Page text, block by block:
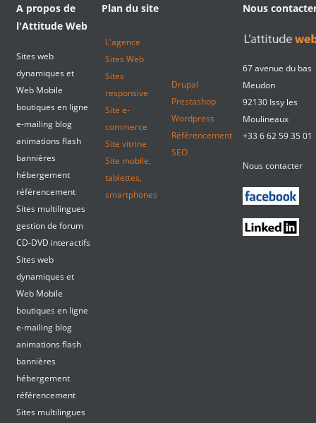
A propos de
l'Attitude Web
Sites web
dynamiques et
Web Mobile
boutiques en ligne
e-mailing blog
animations flash
bannières
hébergement
référencement
Sites multilingues
gestion de forum
CD-DVD interactifs
Sites web
dynamiques et
Web Mobile
boutiques en ligne
e-mailing blog
animations flash
bannières
hébergement
référencement
Sites multilingues
Plan du site
L'agence
Sites Web
Sites
responsive
Site e-
commerce
Site vitrine
Site mobile,
tablettes,
smartphones
Drupal
Prestashop
Wordpress
Référencement
SEO
Nous
67 avenue du bas
Meudon
92130 Issy les
Moulineaux
+33 6 62 59 35 01
Nous contacter